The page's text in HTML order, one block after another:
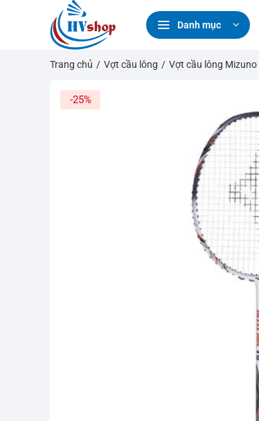
Danh mục
Trang chủ / Vợt cầu lông / Vợt cầu lông Mizuno
-25%